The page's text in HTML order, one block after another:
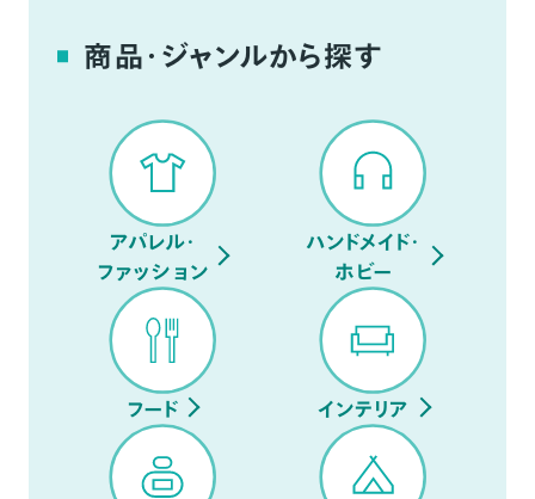
商品・ジャンルから探す
アパレル・
ファッション
ハンドメイド・
ホビー
フード インテリア